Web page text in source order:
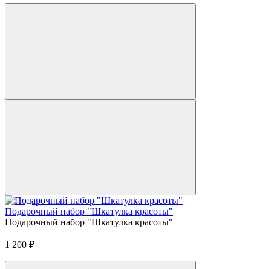
Подарочный набор "Шкатулка красоты"
Подарочный набор "Шкатулка красоты"
1 200 ₽